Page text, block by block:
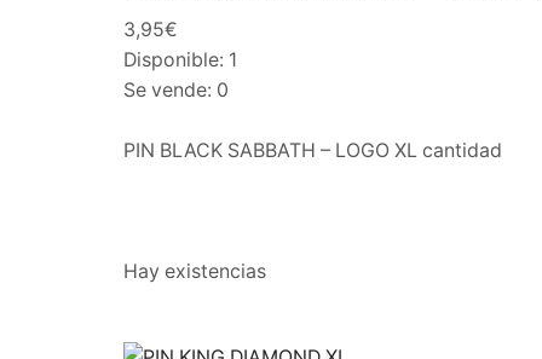
3,95€
Disponible: 1
Se vende: 0
PIN BLACK SABBATH – LOGO XL cantidad
Hay existencias